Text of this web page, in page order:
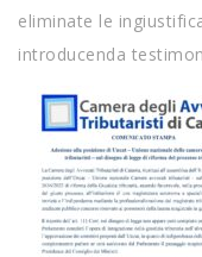
eliminate le
introducenda